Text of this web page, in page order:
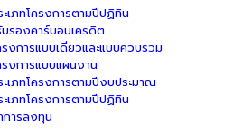
ะเภทโครงการตามปีปฏิทิน
รองคาร์บอนเครดิต
รงการแบบเดี่ยวและแบบควบรวม
รงการแบบแผนงาน
ะเภทโครงการตามปีงบประมาณ
ะเภทโครงการตามปีปฏิทิน
ารลงทุน